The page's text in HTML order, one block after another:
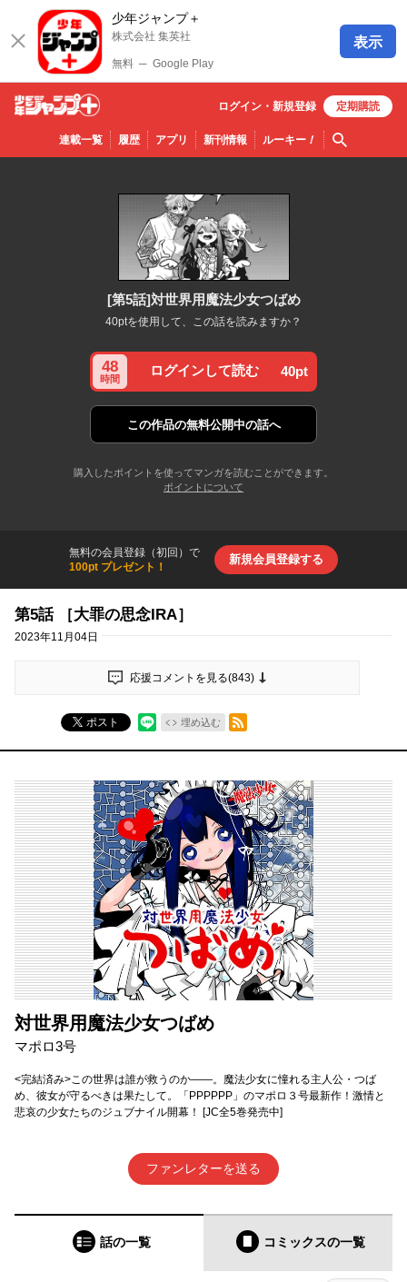
少年ジャンプ＋
株式会社 集英社
無料 ─ Google Play
表示
少年ジ
ャンプ
連載一覧 履歴 アプリ 新刊情報 ルーキー！ 検索
ログイン・ 新規登録 定期購読
[第5話]対世界用魔法少女つばめ
40ptを使用して、この話を読みますか？
48
時間
ログインして読む 40pt
この作品の無料公開中の話へ
購入したポイントを使ってマンガを読むことができます。
ポイントについて
無料の会員登録（初回）で
100pt プレゼント！
新規会員登録する
第5話 ［大罪の思念IRA］
2023年11月04日
応援コメントを見る(843)
ポスト 埋め込む
RSSフィード
対世界用魔法少女つばめ
マポロ3号
<完結済み>この世界は誰が救うのか――。魔法少女に憧れる主人公・つば
め、彼女が守るべきは果たして。「PPPPPP」のマポロ３号最新作！激情と
悲哀の少女たちのジュブナイル開幕！ [JC全5巻発売中]
ファンレターを送る
話の一覧 コミックスの一覧